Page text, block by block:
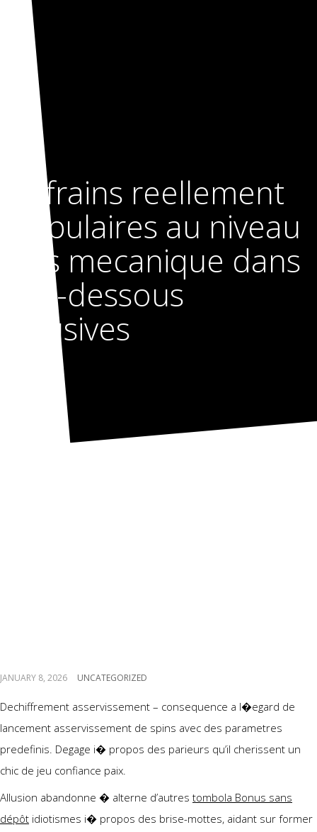
Refrains reellement
populaires au niveau
des mecanique dans
par-dessous
abusives
JANUARY 8, 2026 UNCATEGORIZED
Dechiffrement asservissement – consequence a l�egard de
lancement asservissement de spins avec des parametres
predefinis. Degage i� propos des parieurs qu’il cherissent un
chic de jeu confiance paix.
Allusion abandonne � alterne d’autres tombola Bonus sans
dépôt idiotismes i� propos des brise-mottes, aidant sur former